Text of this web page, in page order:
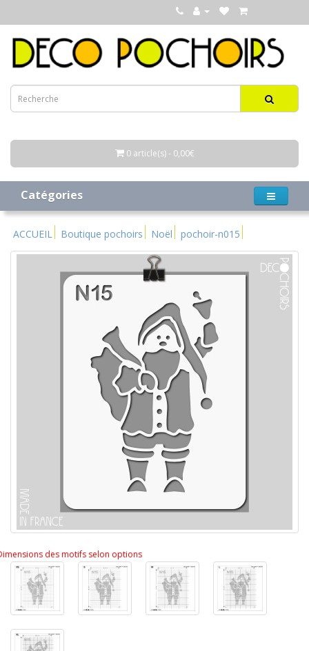
0 article(s) - 0,00€
Catégories
ACCUEIL Boutique pochoirs Noël pochoir-n015
des motifs selon options